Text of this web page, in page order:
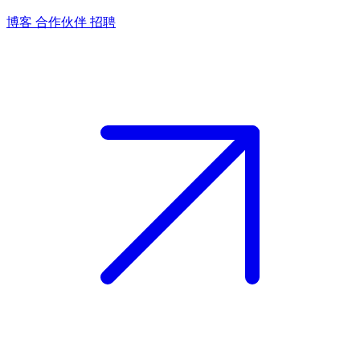
博客 合作伙伴 招聘